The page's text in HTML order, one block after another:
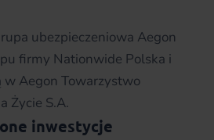
ubezpieczeniowa Aegon
firmy Nationwide Polska i
w Aegon Towarzystwo
Życie S.A.
inwestycje